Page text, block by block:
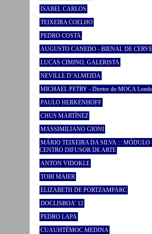
ISABEL CARLOS
TEIXEIRA COELHO
PEDRO COSTA
AUGUSTO CANEDO - BIENAL DE
LUCAS CIMINO, GALERISTA
NEVILLE D’ALMEIDA
MICHAEL PETRY - Diretor do MOCA
PAULO HERKENHOFF
CHUS MARTÍNEZ
MASSIMILIANO GIONI
MÁRIO TEIXEIRA DA SILVA ::: MÓDULO
CENTRO DIFUSOR DE ARTE
ANTON VIDOKLE
TOBI MAIER
ELIZABETH DE PORTZAMPARC
DOCLISBOA’ 12
PEDRO LAPA
CUAUHTÉMOC MEDINA